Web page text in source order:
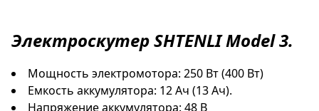
ЭлектроскутерSHTENLI Model 3.
Мощность электромотора: 250 Вт (400 Вт)
Емкость аккумулятора: 12 Ач (13 Ач).
Напряжение аккумулятора: 48 В